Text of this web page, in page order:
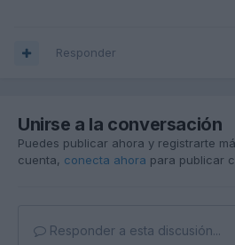
Responder
Unirse a la conversación
Puedes publicar ahora y registrarte
cuenta, conecta ahora para publicar
Responder a esta discusión...